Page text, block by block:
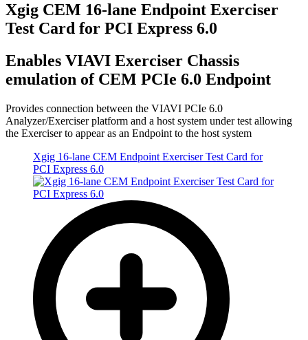
Xgig CEM 16-lane Endpoint Exerciser
Test Card for PCI Express 6.0
Enables VIAVI Exerciser Chassis
emulation of CEM PCIe 6.0 Endpoint
Provides connection between the VIAVI PCIe 6.0
Analyzer/Exerciser platform and a host system under test allowing
the Exerciser to appear as an Endpoint to the host system
Xgig 16-lane CEM Endpoint Exerciser Test Card for
PCI Express 6.0